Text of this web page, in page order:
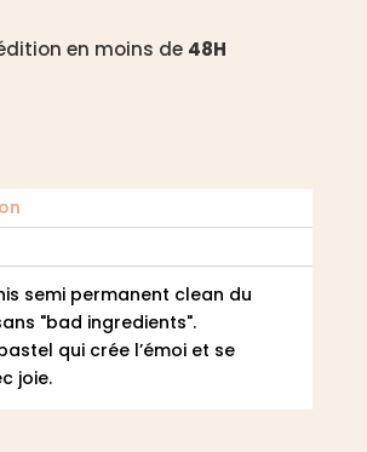
en moins de 48H
semi permanent clean du
"bad ingredients".
qui crée l’émoi et se
joie.